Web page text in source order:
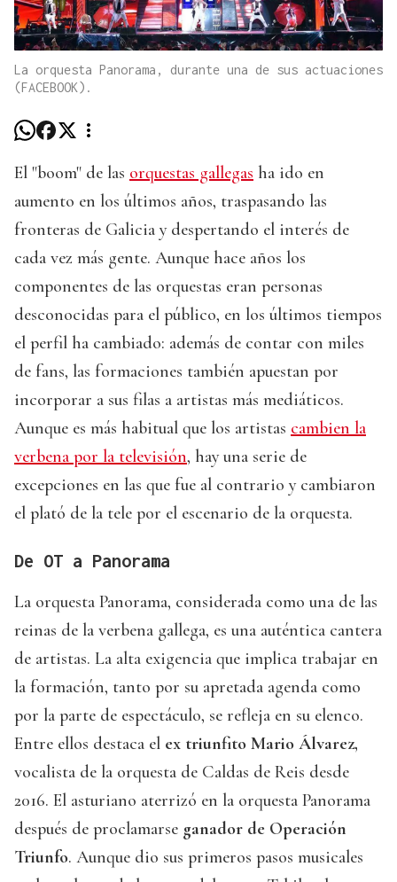
La orquesta Panorama, durante una de sus actuaciones
(FACEBOOK).
El "boom" de las orquestas gallegas ha ido en
aumento en los últimos años, traspasando las
fronteras de Galicia y despertando el interés de
cada vez más gente. Aunque hace años los
componentes de las orquestas eran personas
desconocidas para el público, en los últimos tiempos
el perfil ha cambiado: además de contar con miles
de fans, las formaciones también apuestan por
incorporar a sus filas a artistas más mediáticos.
Aunque es más habitual que los artistas cambien la
verbena por la televisión, hay una serie de
excepciones en las que fue al contrario y cambiaron
el plató de la tele por el escenario de la orquesta.
De OT a Panorama
La orquesta Panorama, considerada como una de las
reinas de la verbena gallega, es una auténtica cantera
de artistas. La alta exigencia que implica trabajar en
la formación, tanto por su apretada agenda como
por la parte de espectáculo, se refleja en su elenco.
Entre ellos destaca el ex triunfito Mario Álvarez,
vocalista de la orquesta de Caldas de Reis desde
2016. El asturiano aterrizó en la orquesta Panorama
después de proclamarse ganador de Operación
Triunfo. Aunque dio sus primeros pasos musicales